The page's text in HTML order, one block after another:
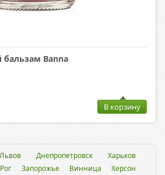
бальзам Banna
В корзину
Львов Днепропетровск
Харьков
Запорожье Винница
Херсон